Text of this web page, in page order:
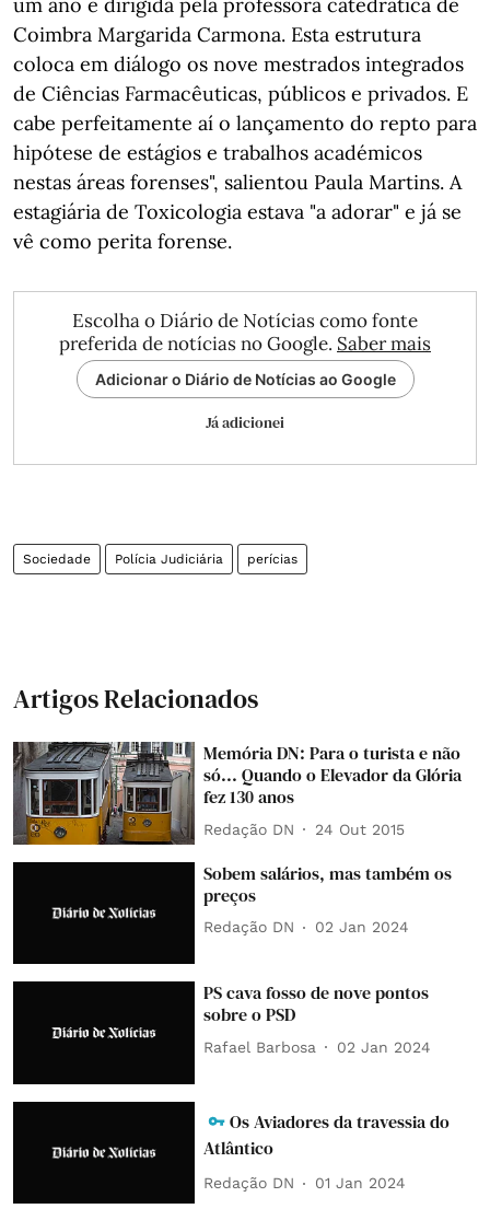
Coimbra Margarida Carmona. Esta estrutura
coloca em diálogo os nove mestrados integrados
de Ciências Farmacêuticas, públicos e privados. E
cabe perfeitamente aí o lançamento do repto para
hipótese de estágios e trabalhos académicos
nestas áreas forenses", salientou Paula Martins. A
estagiária de Toxicologia estava "a adorar" e já se
vê como perita forense.
Escolha o Diário de Notícias como fonte
preferida de notícias no Google. Saber mais
Adicionar o Diário de Notícias ao Google
Já adicionei
Sociedade Polícia Judiciária perícias
Artigos Relacionados
Memória DN: Para o turista e não
só... Quando o Elevador da Glória
fez 130 anos
Redação DN 24 Out 2015
Sobem salários, mas também os
preços
Redação DN 02 Jan 2024
PS cava fosso de nove pontos
sobre o PSD
Rafael Barbosa 02 Jan 2024
Os Aviadores da travessia do
Atlântico
Redação DN 01 Jan 2024